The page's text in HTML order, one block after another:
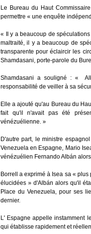
Le Bureau du Haut
permettre « une enquête
« Il y a beaucoup de
maltraité, il y a beaucoup de
transparente pour éclaircir les
Shamdasani, porte-parole du
Shamdasani a souligné : «
responsabilité de veiller à sa
Elle a ajouté qu'au Bureau du
fait qu'il n'avait pas été
vénézuélienne. »
D'autre part, le ministre
Venezuela en Espagne, Mario
vénézuélien Fernando Albán
Borrell a exprimé à Isea sa «
élucidées » d'Albán alors qu'il
Place du Venezuela, pour ses
dernier.
L' Espagne appelle instamment
qui établisse rapidement et